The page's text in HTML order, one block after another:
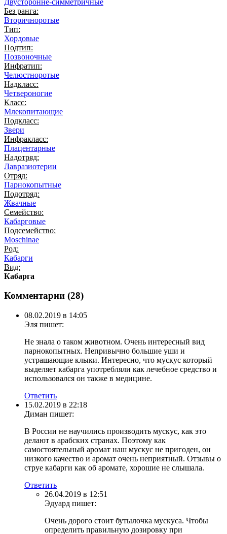
Без ранга:
Вторичноротые
Тип:
Хордовые
Подтип:
Позвоночные
Инфратип:
Челюстноротые
Надкласс:
Четвероногие
Класс:
Млекопитающие
Подкласс:
Звери
Инфракласс:
Плацентарные
Надотряд:
Лавразиотерии
Отряд:
Парнокопытные
Подотряд:
Жвачные
Семейство:
Кабарговые
Подсемейство:
Moschinae
Род:
Кабарги
Вид:
Кабарга
Комментарии (28)
08.02.2019 в 14:05
Эля пишет:
Не знала о таком животном. Очень интересный вид
парнокопытных. Непривычно большие уши и
устрашающие клыки. Интересно, что мускус который
выделяет кабарга употребляли как лечебное средство и
использовался он также в медицине.
Ответить
15.02.2019 в 22:18
Диман пишет:
В России не научились производить мускус, как это
делают в арабских странах. Поэтому как
самостоятельный аромат наш мускус не пригоден, он
низкого качество и аромат очень неприятный. Отзывы о
струе кабарги как об аромате, хорошие не слышала.
Ответить
26.04.2019 в 12:51
Эдуард пишет:
Очень дорого стоит бутылочка мускуса. Чтобы
определить правильную дозировку при